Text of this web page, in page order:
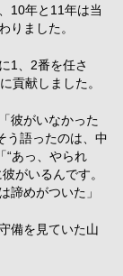
10年と11年は当
りました。
1、2番を任さ
貢献しました。
彼がいなかった
う語ったのは、中
“あっ、やられ
がいるんです。
諦めがついた」
備を見ていた山